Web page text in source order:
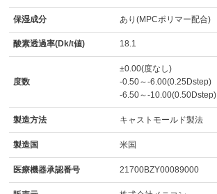
保湿成分 あり(MPCポリマー配合)
酸素透過率(Dk/t値) 18.1
度数
±0.00(度なし)
-0.50～-6.00(0.25Dstep)
-6.50～-10.00(0.50Dstep)
製造方法 キャストモールド製法
製造国 米国
医療機器承認番号 21700BZY00089000